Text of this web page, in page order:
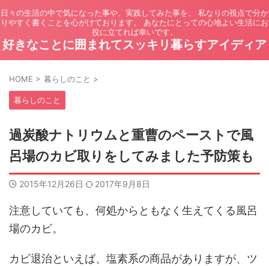
日々の生活の中で気になった事や、実践してみた事を、 私なりの視点で分か
りやすく書くことを心がけております。 あなたにとっての心地よい生活にお
役に立てれば幸いです。
好きなことに囲まれてスッキリ暮らすアイディア
HOME > 暮らしのこと >
暮らしのこと
過炭酸ナトリウムと重曹のペーストで風
呂場のカビ取りをしてみました予防策も
2015年12月26日 2017年9月8日
注意していても、何処からともなく生えてくる風呂
場のカビ。
カビ退治といえば、塩素系の商品がありますが、ツ